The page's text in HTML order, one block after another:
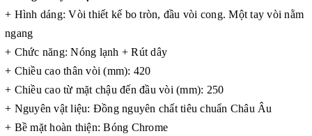
+ Hình dáng: Vòi thiết kế bo tròn, đầu vòi cong. Một tay vòi nằm
ngang
+ Chức năng: Nóng lạnh + Rút dây
+ Chiều cao thân vòi (mm): 420
+ Chiều cao từ mặt chậu đến đầu vòi (mm): 250
+ Nguyên vật liệu: Đồng nguyên chất tiêu chuẩn Châu Âu
+ Bề mặt hoàn thiện: Bóng Chrome